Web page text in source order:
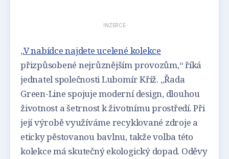
INZERCE
„V nabídce najdete ucelené kolekce
přizpůsobené nejrůznějším provozům,“ říká
jednatel společnosti Lubomír Kříž. „Řada
Green-Line spojuje moderní design, dlouhou
životnost a šetrnost k životnímu prostředí. Při
její výrobě využíváme recyklované zdroje a
eticky pěstovanou bavlnu, takže volba této
kolekce má skutečný ekologický dopad. Oděvy